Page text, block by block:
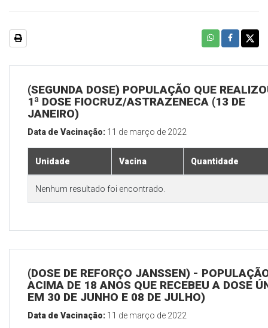
(SEGUNDA DOSE) POPULAÇÃO QUE
1ª DOSE FIOCRUZ/ASTRAZENECA (13 DE
JANEIRO)
Data de Vacinação: 11 de março de 2022
Unidade Vacina Quantidade
Nenhum resultado foi encontrado.
(DOSE DE REFORÇO JANSSEN) -
ACIMA DE 18 ANOS QUE RECEBEU A DOSE
EM 30 DE JUNHO E 08 DE JULHO)
Data de Vacinação: 11 de março de 2022